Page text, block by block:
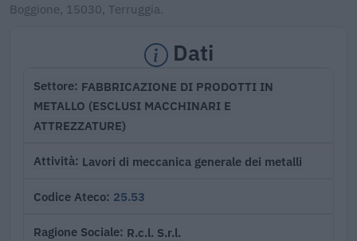
Boggione, 15030, Terruggia.
Dati
Settore FABBRICAZIONE DI PRODOTTI IN
METALLO (ESCLUSI MACCHINARI E
ATTREZZATURE)
Attività Lavori di meccanica generale dei metalli
Codice Ateco 25.53
Ragione Sociale R.c.l. S.r.l.